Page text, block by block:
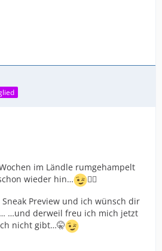
im Ländle rumgehampelt
wieder hin…
🤷‍♂️
Preview und ich wünsch dir
…und derweil freu ich mich jetzt
nicht gibt…🤫